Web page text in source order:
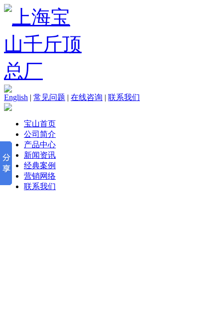
English | 常见问题 | 在线咨询 | 联系我们
宝山首页
公司简介
产品中心
新闻资讯
经典案例
营销网络
联系我们